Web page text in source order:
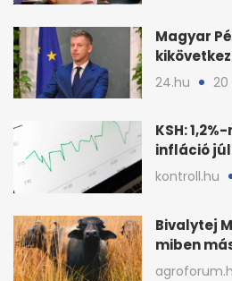
Magyar
a három
24.hu
KSH:
infláció
havi
kontroll.hu
Bivalytej
miben